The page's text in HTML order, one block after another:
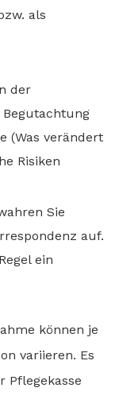
als
der
Begutachtung
(Was verändert
Risiken
Sie
auf.
ein
können je
variieren. Es
Pflegekasse